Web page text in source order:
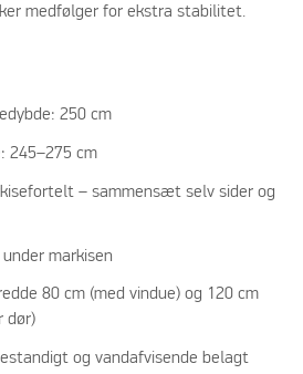
medfølger for ekstra stabilitet.
250 cm
245–275 cm
– sammensæt selv sider og
markisen
80 cm (med vindue) og 120 cm
dør)
og vandafvisende belagt